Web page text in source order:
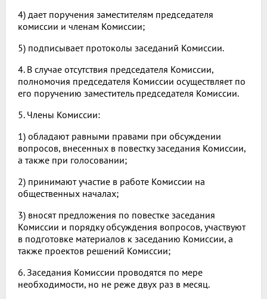
4) дает поручения заместителям председателя
комиссии и членам Комиссии;
5) подписывает протоколы заседаний Комиссии.
4. В случае отсутствия председателя Комиссии,
полномочия председателя Комиссии осуществляет по
его поручению заместитель председателя Комиссии.
5. Члены Комиссии:
1) обладают равными правами при обсуждении
вопросов, внесенных в повестку заседания Комиссии,
а также при голосовании;
2) принимают участие в работе Комиссии на
общественных началах;
3) вносят предложения по повестке заседания
Комиссии и порядку обсуждения вопросов, участвуют
в подготовке материалов к заседанию Комиссии, а
также проектов решений Комиссии;
6. Заседания Комиссии проводятся по мере
необходимости, но не реже двух раз в месяц.